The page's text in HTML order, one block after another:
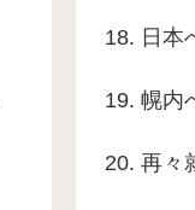
18. 日本
19. 幌内
20. 再々